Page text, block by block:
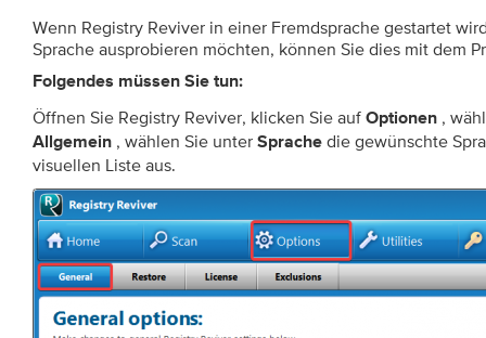
Wenn Registry Reviver in einer Fremdsprache gestartet
Sprache ausprobieren möchten, können Sie dies mit dem
Folgendes müssen Sie tun:
Öffnen Sie Registry Reviver, klicken Sie auf Optionen ,
Allgemein , wählen Sie unter Sprache die gewünschte
visuellen Liste aus.